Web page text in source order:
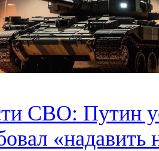
СВО: Путин